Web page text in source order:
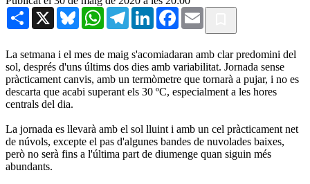
Share X BlueskyWhatsAppTelegramLinkedInFacebook
Email
La setmana i el mes de maig s'acomiadaran amb clar predomini del
sol, després d'uns últims dos dies amb variabilitat. Jornada sense
pràcticament canvis, amb un termòmetre que tornarà a pujar, i no es
descarta que acabi superant els 30 ºC, especialment a les hores
centrals del dia.
La jornada es llevarà amb el sol lluint i amb un cel pràcticament net
de núvols, excepte el pas d'algunes bandes de nuvolades baixes,
però no serà fins a l'última part de diumenge quan siguin més
abundants.